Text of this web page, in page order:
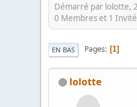
Démarré par lolotte,
0 Membres et 1
EN BAS Pages 1
lolotte